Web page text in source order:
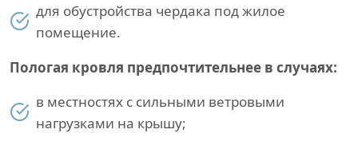
для обустройства чердака под жилое
помещение.
Пологая кровля предпочтительнее в случаях:
в местностях с сильными ветровыми
нагрузками на крышу;